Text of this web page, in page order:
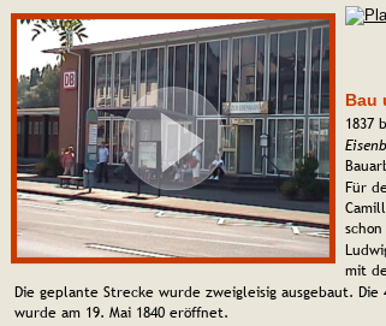
Bau
1837
Für
mit
Die geplante Strecke wurde zweigleisig ausgebaut.
wurde am 19. Mai 1840 eröffnet.